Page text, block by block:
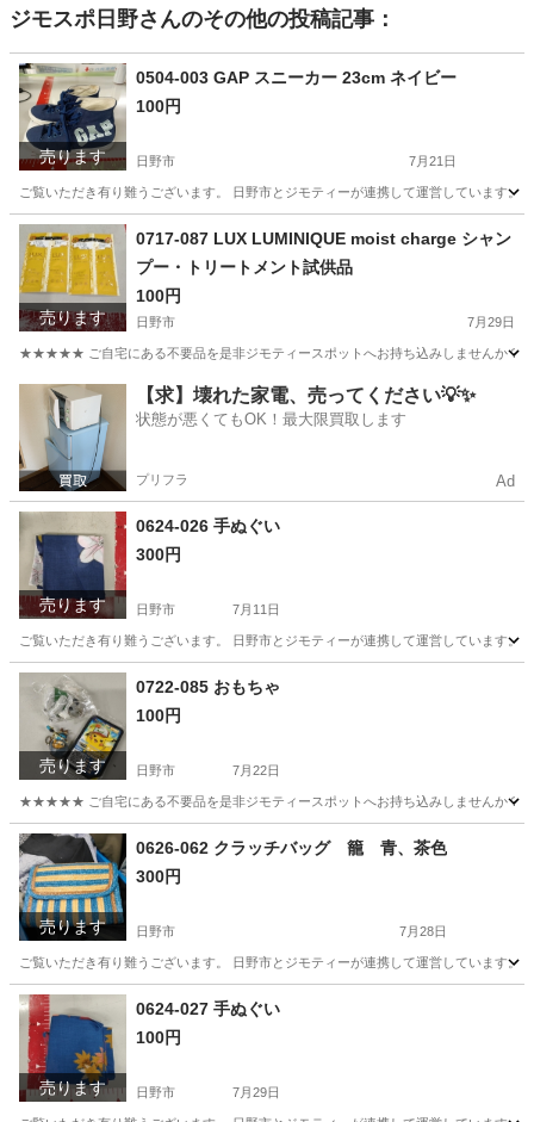
ジモスポ日野さんのその他の投稿記事：
売ります
0504-003 GAP スニーカー 23cm ネイビー
100円
日野市 7月21日
ご覧いただき有り難うございます。 日野市とジモティーが連携して運営していま
東京 日野市
売ります
0717-087 LUX LUMINIQUE moist charge シャン
プー・トリートメント試供品
100円
日野市 7月29日
★★★★★ ご自宅にある不要品を是非ジモティースポットへお持ち込みしませんか？
東京 日野市 ヘアケア 現地
【求】壊れた家電、売ってください💡✨
状態が悪くてもOK！最大限買取します
プリフラ Ad
売ります
0624-026 手ぬぐい
300円
日野市 7月11日
ご覧いただき有り難うございます。 日野市とジモティーが連携して運営していま
東京 日野市 現地
売ります
0722-085 おもちゃ
100円
日野市 7月22日
★★★★★ ご自宅にある不要品を是非ジモティースポットへお持ち込みしませんか？
東京 日野市 現地
売ります
0626-062 クラッチバッグ 籠 青、茶色
300円
日野市 7月28日
ご覧いただき有り難うございます。 日野市とジモティーが連携して運営していま
東京 日野市 現地
売ります
0624-027 手ぬぐい
100円
日野市 7月29日